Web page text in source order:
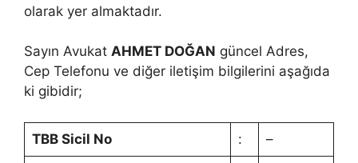
olarak yer almaktadır.
Sayın Avukat AHMET DOĞAN güncel Adres,
Cep Telefonu ve diğer iletişim bilgilerini aşağıda
ki gibidir;
TBB Sicil No : –